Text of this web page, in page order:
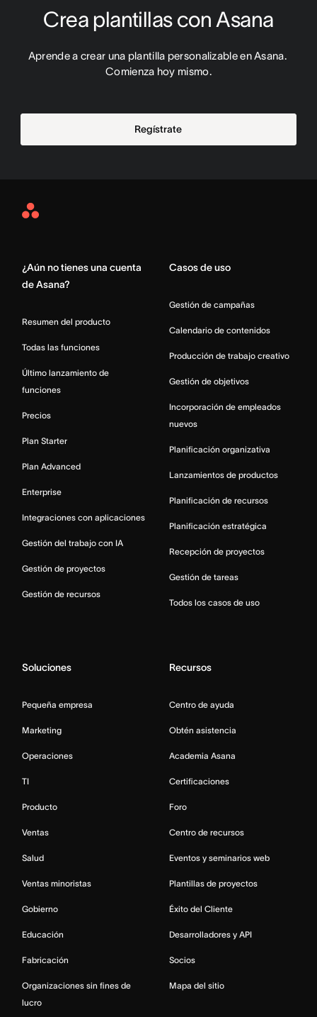
Crea plantillas con Asana
Aprende a crear una plantilla personalizable en Asana.
Comienza hoy mismo.
Regístrate
Asana
¿Aún no tienes una cuenta
de Asana?
Resumen del producto
Todas las funciones
Último lanzamiento de
funciones
Precios
Plan Starter
Plan Advanced
Enterprise
Integraciones con aplicaciones
Gestión del trabajo con IA
Gestión de proyectos
Gestión de recursos
Casos de uso
Gestión de campañas
Calendario de contenidos
Producción de trabajo creativo
Gestión de objetivos
Incorporación de empleados
nuevos
Planificación organizativa
Lanzamientos de productos
Planificación de recursos
Planificación estratégica
Recepción de proyectos
Gestión de tareas
Todos los casos de uso
Soluciones
Pequeña empresa
Marketing
Operaciones
TI
Producto
Ventas
Salud
Ventas minoristas
Gobierno
Educación
Fabricación
Organizaciones sin fines de
lucro
Recursos
Centro de ayuda
Obtén asistencia
Academia Asana
Certificaciones
Foro
Centro de recursos
Eventos y seminarios web
Plantillas de proyectos
Éxito del Cliente
Desarrolladores y API
Socios
Mapa del sitio